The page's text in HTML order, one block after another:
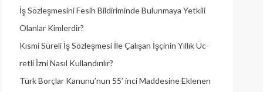
İş Sözleşmesini Fesih Bildiriminde Bulunmaya Yetkili
Olanlar Kimlerdir?
Kısmi Süreli İş Sözleşmesi İle Çalışan İşçinin Yıllık Üc­
retli İzni Nasıl Kullandırılır?
Türk Borçlar Kanunu’nun 55’ inci Maddesine Eklenen